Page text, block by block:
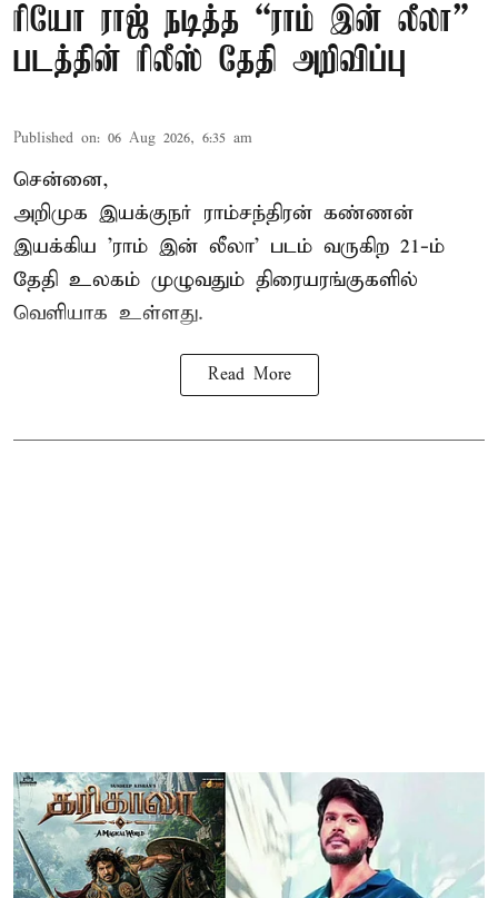
ரியோ ராஜ் நடித்த “ராம் இன் லீலா”
படத்தின் ரிலீஸ் தேதி அறிவிப்பு
Published on: 06 Aug 2026, 6:35 am
சென்னை,
அறிமுக இயக்குநர் ராம்சந்திரன் கண்ணன்
இயக்கிய 'ராம் இன் லீலா' படம் வருகிற 21-ம்
தேதி உலகம் முழுவதும் திரையரங்குகளில்
வெளியாக உள்ளது.
Read More